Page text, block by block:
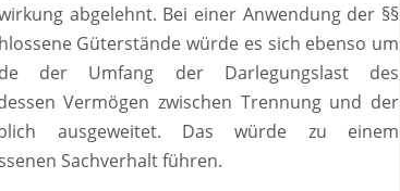
abgelehnt. Bei einer Anwendung der §§
Güterstände würde es sich ebenso um
der Umfang der Darlegungslast des
Vermögen zwischen Trennung und der
ausgeweitet. Das würde zu einem
Sachverhalt führen.